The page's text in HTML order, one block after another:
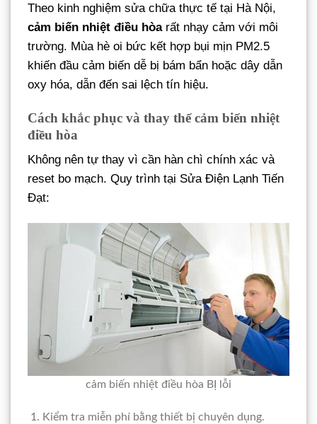
Theo kinh nghiệm sửa chữa thực tế tại Hà Nội,
cảm biến nhiệt điều hòarất nhạy cảm với môi
trường. Mùa hè oi bức kết hợp bụi mịn PM2.5
khiến đầu cảm biến dễ bị bám bẩn hoặc dây dẫn
oxy hóa, dẫn đến sai lệch tín hiệu.
Cách khắc phục và thay thế cảm biến nhiệt
điều hòa
Không nên tự thay vì cần hàn chì chính xác và
reset bo mạch. Quy trình tại Sửa Điện Lạnh Tiến
Đạt:
cảm biến nhiệt điều hòa BỊ lỗi
Kiểm tra miễn phí bằng thiết bị chuyên dụng.